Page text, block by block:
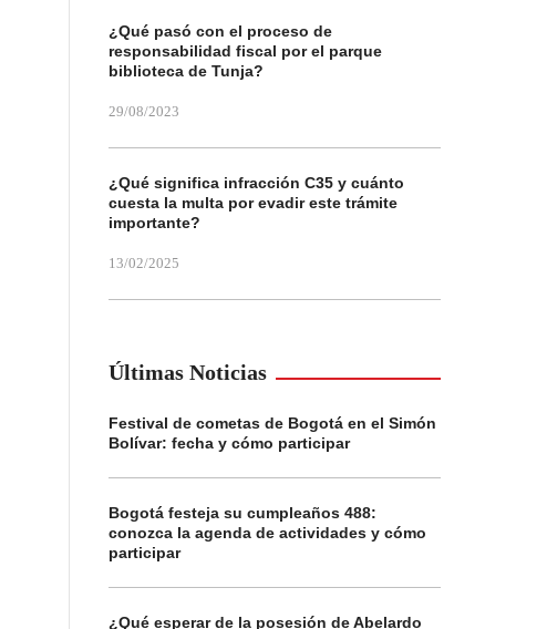
¿Qué pasó con el proceso de
responsabilidad fiscal por el parque
biblioteca de Tunja?
29/08/2023
¿Qué significa infracción C35 y cuánto
cuesta la multa por evadir este trámite
importante?
13/02/2025
Últimas Noticias
Festival de cometas de Bogotá en el Simón
Bolívar: fecha y cómo participar
Bogotá festeja su cumpleaños 488:
conozca la agenda de actividades y cómo
participar
¿Qué esperar de la posesión de Abelardo